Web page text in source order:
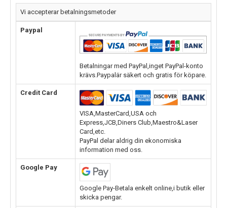
Vi accepterar betalningsmetoder
Paypal
Betalningar med PayPal,inget PayPal-konto
krävs.Paypalär säkert och gratis för köpare.
Credit Card
VISA,MasterCard,USA och
Express,JCB,Diners Club,Maestro&Laser
Card,etc.
PayPal delar aldrig din ekonomiska
information med oss.
Google Pay
Google Pay-Betala enkelt online,i butik eller
skicka pengar.